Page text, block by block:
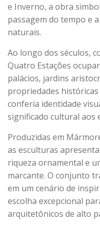
e Inverno, a obra
passagem do tempo e
naturais.
Ao longo dos séculos,
Quatro Estações
palácios, jardins
propriedades históricas
conferia identidade
significado cultural aos
Produzidas em
as esculturas
riqueza ornamental e
marcante. O conjunto
em um cenário de
escolha excepcional
arquitetônicos de alto